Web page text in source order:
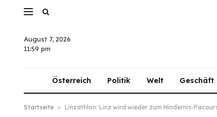
August 7, 2026
11:59 pm
Österreich Politik Welt Geschäft
Startseite » Linzathlon: Linz wird wieder zum Hindernis-